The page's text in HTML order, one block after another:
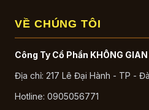
VỀ CHÚNG TÔI
Công Ty Cổ Phần KHÔNG
Địa chỉ: 217 Lê Đại Hành - TP -
Hotline: 0905056771